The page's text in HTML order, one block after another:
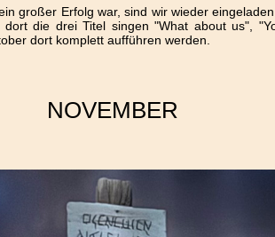
großer Erfolg war, sind wir wieder
die drei Titel singen "What about us",
dort komplett aufführen werden.
NOVEMBER